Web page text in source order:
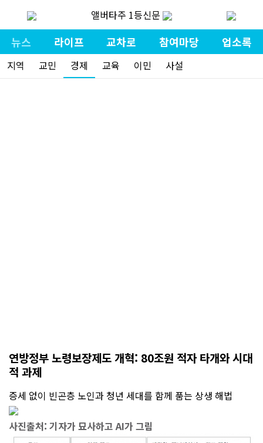
앨버타주 1등신문
뉴스 라이프 교차로 참여마당 업소록
지역 교민 경제 교육 이민 사설
연방정부 노령보장제도 개혁: 80조원 적자 타개와 시대
적 과제
증세 없이 빈곤층 노인과 청년 세대를 함께 품는 상생 해법
사진출처: 기자가 묘사하고 AI가 그림